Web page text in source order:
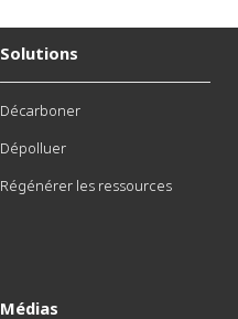
Solutions
Décarboner
Dépolluer
Régénérer les ressources
Médias